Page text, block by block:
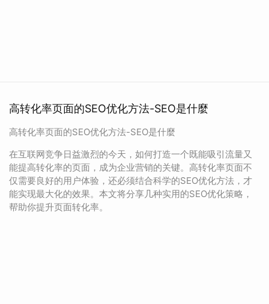
高转化率页面的SEO优化方法-SEO是什麼
高转化率页面的SEO优化方法-SEO是什麼
在互联网竞争日益激烈的今天，如何打造一个既能吸引流量又
能提高转化率的页面，成为企业营销的关键。高转化率页面不
仅需要良好的用户体验，还必须结合科学的SEO优化方法，才
能实现最大化的效果。本文将分享几种实用的SEO优化策略，
帮助你提升页面转化率。